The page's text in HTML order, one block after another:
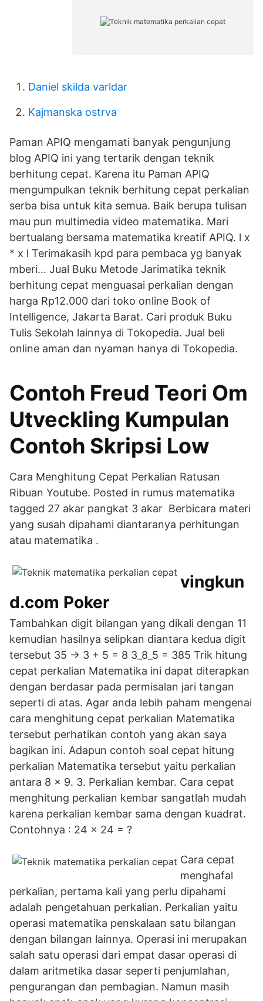
Daniel skilda varldar
Kajmanska ostrva
Paman APIQ mengamati banyak pengunjung
blog APIQ ini yang tertarik dengan teknik
berhitung cepat. Karena itu Paman APIQ
mengumpulkan teknik berhitung cepat perkalian
serba bisa untuk kita semua. Baik berupa tulisan
mau pun multimedia video matematika. Mari
bertualang bersama matematika kreatif APIQ. l x
* x l Terimakasih kpd para pembaca yg banyak
mberi… Jual Buku Metode Jarimatika teknik
berhitung cepat menguasai perkalian dengan
harga Rp12.000 dari toko online Book of
Intelligence, Jakarta Barat. Cari produk Buku
Tulis Sekolah lainnya di Tokopedia. Jual beli
online aman dan nyaman hanya di Tokopedia.
Contoh Freud Teori Om
Utveckling Kumpulan
Contoh Skripsi Low
Cara Menghitung Cepat Perkalian Ratusan
Ribuan Youtube. Posted in rumus matematika
tagged 27 akar pangkat 3 akar Berbicara materi
yang susah dipahami diantaranya perhitungan
atau matematika .
vingkun
d.com Poker
Tambahkan digit bilangan yang dikali dengan 11
kemudian hasilnya selipkan diantara kedua digit
tersebut 35 → 3 + 5 = 8 3_8_5 = 385 Trik hitung
cepat perkalian Matematika ini dapat diterapkan
dengan berdasar pada permisalan jari tangan
seperti di atas. Agar anda lebih paham mengenai
cara menghitung cepat perkalian Matematika
tersebut perhatikan contoh yang akan saya
bagikan ini. Adapun contoh soal cepat hitung
perkalian Matematika tersebut yaitu perkalian
antara 8 x 9. 3. Perkalian kembar. Cara cepat
menghitung perkalian kembar sangatlah mudah
karena perkalian kembar sama dengan kuadrat.
Contohnya : 24 x 24 = ?
Cara cepat
menghafal
perkalian, pertama kali yang perlu dipahami
adalah pengetahuan perkalian. Perkalian yaitu
operasi matematika penskalaan satu bilangan
dengan bilangan lainnya. Operasi ini merupakan
salah satu operasi dari empat dasar operasi di
dalam aritmetika dasar seperti penjumlahan,
pengurangan dan pembagian. Namun masih